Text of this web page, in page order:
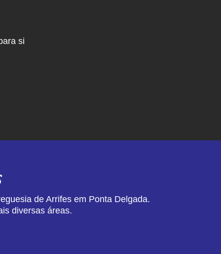
si
de Arrifes em Ponta Delgada.
diversas áreas.